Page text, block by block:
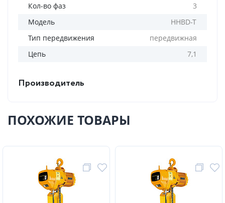
Кол-во фаз
3
Модель
HHBD-T
Тип передвижения
передвижная
Цепь
7,1
Производитель
ПОХОЖИЕ ТОВАРЫ